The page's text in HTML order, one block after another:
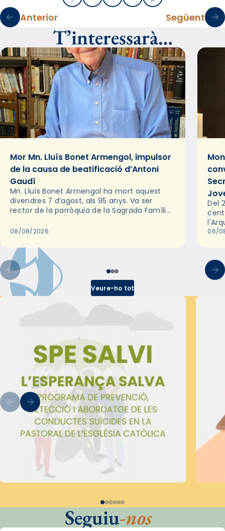
Anterior Següent
T’interessarà…
Mor Mn. Lluís Bonet Armengol, impulsor
de la causa de beatificació d’Antoni
Gaudí
Mn. Lluís Bonet Armengol ha mort aquest
divendres 7 d’agost, als 95 anys. Va ser
rector de la parròquia de la Sagrada Família
2018,…
08/08/2026
Del
les
06/
Veure-ho tot
Seguiu-nos